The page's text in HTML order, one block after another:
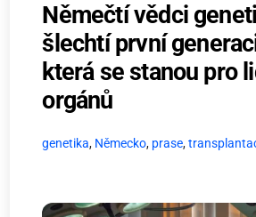
Němečtí vědci
šlechtí první
která se stanou pro
orgánů
genetika, Německo, prase,